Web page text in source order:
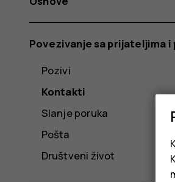
Povezivanje sa prijateljima
Pozivi
Kontakti
Slanje poruka
Pošta
Društveni život